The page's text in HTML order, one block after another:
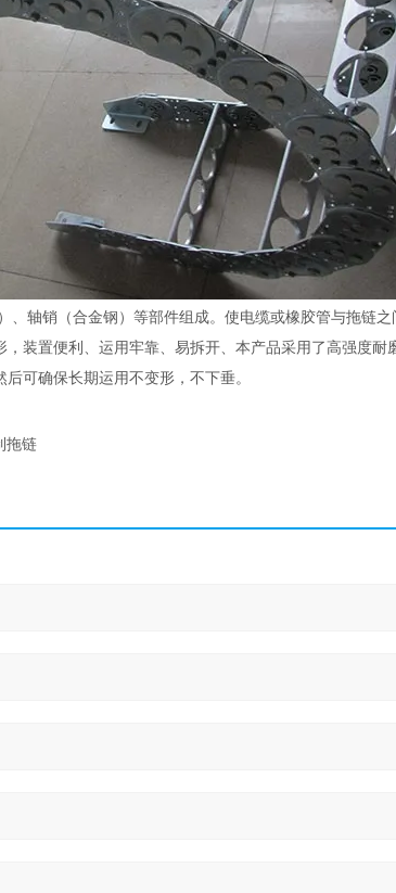
、轴销（合金钢）等部件组成。使电缆或橡胶管与拖链
装置便利、运用牢靠、易拆开、本产品采用了高强度耐
可确保长期运用不变形，不下垂。
拖链